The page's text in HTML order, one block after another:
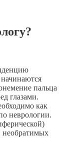
пальца
глазами.
как
неврологии.
необратимых